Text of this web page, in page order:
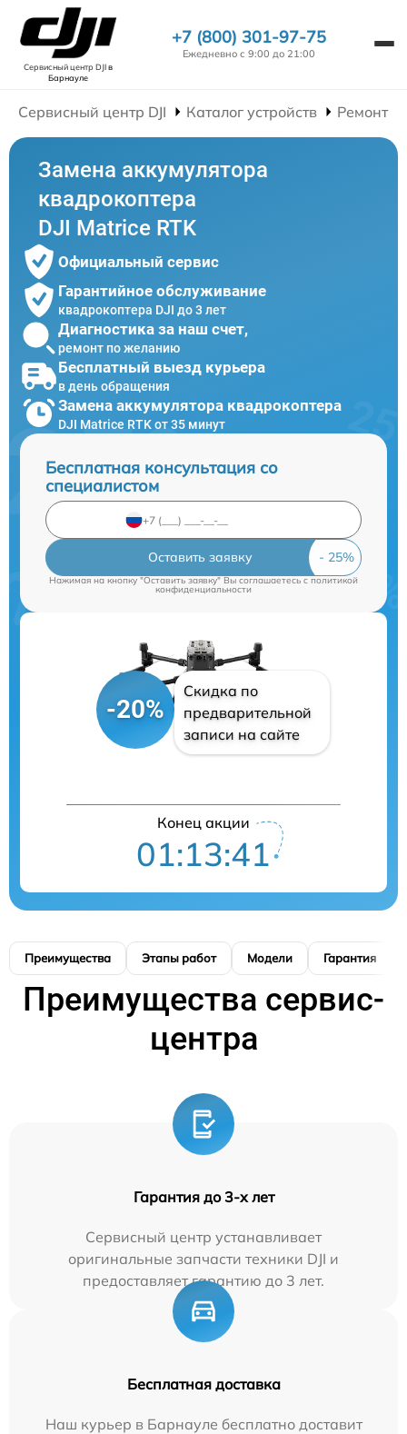
Сервисный центр DJIв
Барнауле
+7 (800) 301-97-75
Ежедневно с 9:00 до 21:00
Сервисный центр DJI Каталог устройств Ремонт
Замена аккумулятора
квадрокоптера
DJI Matrice RTK
Официальный сервис
Гарантийное обслуживание
квадрокоптера DJI до 3 лет
Диагностика за наш счет,
ремонт по желанию
Бесплатный выезд курьера
в день обращения
Замена аккумулятора квадрокоптера
DJI Matrice RTK от 35 минут
Бесплатная консультация со
специалистом
Оставить заявку
Нажимая на кнопку "Оставить заявку" Вы соглашаетесь cполитикой
конфиденциальности
-20%
Скидка по
предварительной
записи на сайте
Конец акции
01:13:39
Преимущества Этапы работ Модели Гарантия
Преимущества сервис-
центра
Гарантия до 3-х лет
Сервисный центр устанавливает
оригинальные запчасти техники DJI и
предоставляет гарантию до 3 лет.
Бесплатная доставка
Наш курьер в Барнауле бесплатно доставит